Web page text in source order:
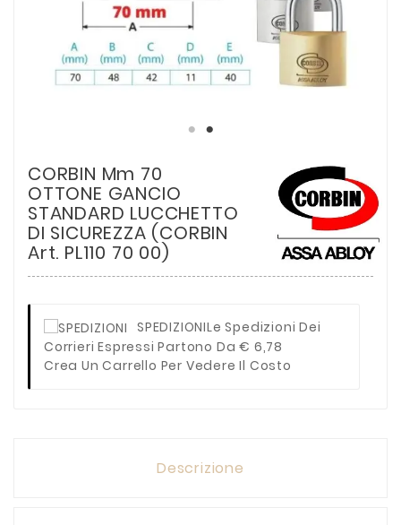
CORBIN Mm 70
OTTONE GANCIO
STANDARD LUCCHETTO
DI SICUREZZA (CORBIN
Art. PL110 70 00)
SPEDIZIONILe Spedizioni Dei
Corrieri Espressi Partono Da € 6,78
Crea Un Carrello Per Vedere Il Costo
Descrizione